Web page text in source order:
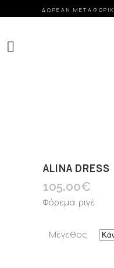
ΔΩΡΕΑΝ
ALINA DRESS
105.00€
Φόρεμα ριγέ
Μέγεθος